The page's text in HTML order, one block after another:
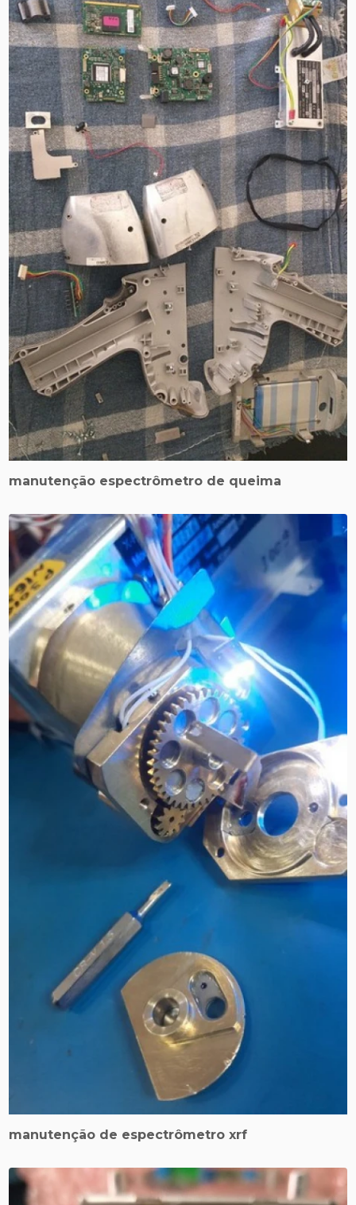
manutenção espectrômetro de queima
manutenção de espectrômetro xrf